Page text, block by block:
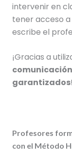
intervenir en
tener acceso
escribe el
¡Gracias a
garantizados!
Profesores
con el Método